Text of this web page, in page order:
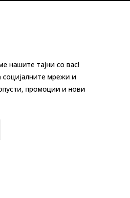
нашите тајни со вас!
социјалните мрежи и
промоции и нови